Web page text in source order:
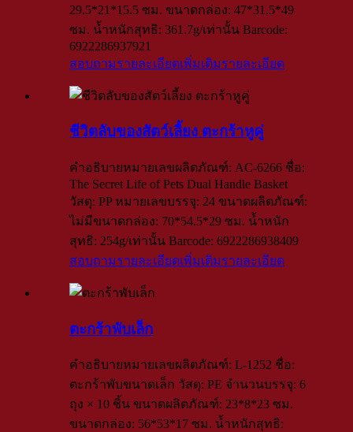
29.5*21*15.5 ซม. ขนาดกล่อง: 47*31.5*49
ซม. น้ำหนักสุทธิ: 361.7g/เท่านั้น Barcode:
6922286937921
สอบถามรายละเอียดเพิ่มเติมรายละเอียด
ชีวิตลับของสัตว์เลี้ยง ตะกร้าหูคู่
คำอธิบายหมายเลขผลิตภัณฑ์: AC-6266 ชื่อ:
The Secret Life of Pets Dual Handle Basket
วัสดุ: PP หมายเลขบรรจุ: 24 ขนาดผลิตภัณฑ์:
ไม่มีขนาดกล่อง: 70*54.5*29 ซม. น้ำหนัก
สุทธิ: 254g/เท่านั้น Barcode: 6922286938409
สอบถามรายละเอียดเพิ่มเติมรายละเอียด
ตะกร้าพับเล็ก
คำอธิบายหมายเลขผลิตภัณฑ์: L-1252 ชื่อ:
ตะกร้าพับขนาดเล็ก วัสดุ: PE จำนวนบรรจุ: 6
ถุง × 10 ชิ้น ขนาดผลิตภัณฑ์: 23*8*23 ซม.
ขนาดกล่อง: 56*53*17 ซม. น้ำหนักสุทธิ: